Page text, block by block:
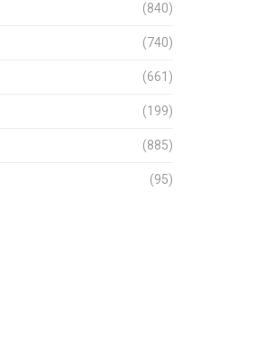
(840)
(740)
(661)
(199)
(885)
(95)